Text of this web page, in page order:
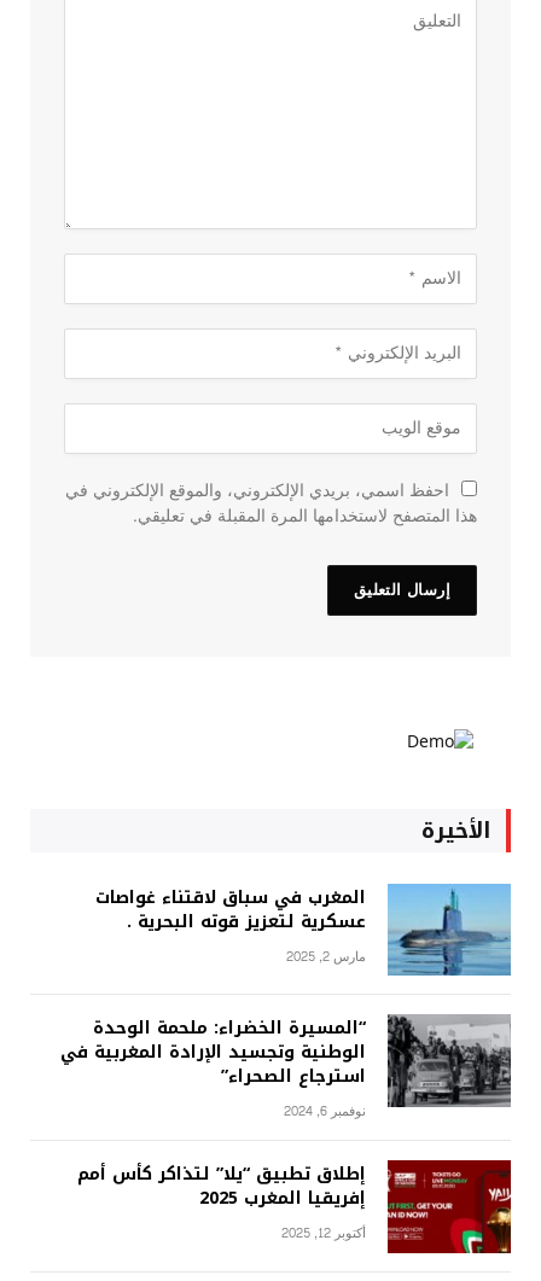
احفظ اسمي، بريدي الإلكتروني، والموقع الإلكتروني في
هذا المتصفح لاستخدامها المرة المقبلة في تعليقي.
الأخيرة
المغرب في سباق لاقتناء غواصات
عسكرية لتعزيز قوته البحرية .
مارس 2, 2025
“المسيرة الخضراء: ملحمة الوحدة
الوطنية وتجسيد الإرادة المغربية في
استرجاع الصحراء”
نوفمبر 6, 2024
إطلاق تطبيق “يلا” لتذاكر كأس أمم
إفريقيا المغرب 2025
أكتوبر 12, 2025